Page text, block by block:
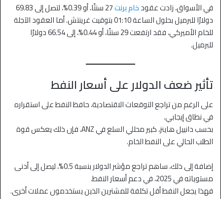
في الأسواق، زادت عقودخام برنت
27 سنتًا، أو 0.39%، لتصل إلى 69.83
دولارًا للبرميل بحلول الساعة 01:10 بتوقيت غرينتش. أما العقود الآجلة
للخام الأميركي، فقد ارتفعت 29 سنتًا، أو 0.44%، إلى 66.54 دولارًا
للبرميل.
تأثير ضعف الدولار على أسعار النفط
على الرغم من تراجع التوقعات الاقتصادية، حافظ النفط على استقراره
في نطاق إيجابي.
بحسب دانييل هاينز، كبير محللي السلع في ANZ، فإن ذلك يعكس قوة
الطلب الحالي على النفط الخام.
إضافة إلى ذلك، ساهم تراجع مؤشر الدولار بنسبة 0.5%، ليصل إلى أدنى
مستوياته في 2025، في دعم أسعار النفط.
فهذا يجعل النفط أقل تكلفة للمشترين الذين يستخدمون عملات أخرى.